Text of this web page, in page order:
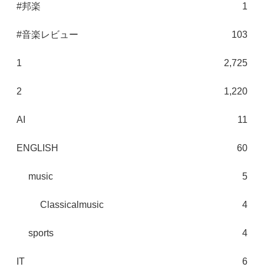
#邦楽 1
#音楽レビュー 103
1 2,725
2 1,220
AI 11
ENGLISH 60
music 5
Classicalmusic 4
sports 4
IT 6